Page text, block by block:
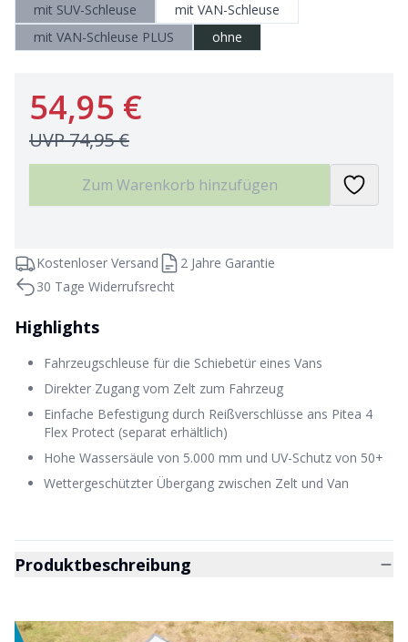
mit SUV-Schleuse
mit VAN-Schleuse
mit VAN-Schleuse PLUS
ohne
54,95 €
UVP74,95 €
Zum Warenkorb hinzufügen
Kostenloser Versand
2 Jahre Garantie
30 Tage Widerrufsrecht
Highlights
Fahrzeugschleuse für die Schiebetür eines Vans
Direkter Zugang vom Zelt zum Fahrzeug
Einfache Befestigung durch Reißverschlüsse ans Pitea 4
Flex Protect (separat erhältlich)
Hohe Wassersäule von 5.000 mm und UV-Schutz von 50+
Wettergeschützter Übergang zwischen Zelt und Van
Produktbeschreibung